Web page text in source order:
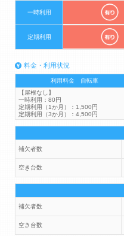
一時利用
定期利用
料金・利用状況
利用料金 自転車
【屋根なし】
一時利用：80円
定期利用（1か月）：1,500円
定期利用（3か月）：4,500円
補欠者数
空き台数
補欠者数
空き台数